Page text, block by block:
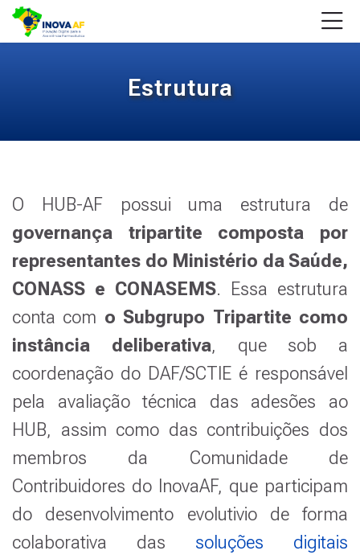
Skip to navigation
Skip to login form
Ir para o conteúdo principal
Skip to accessibility options
Skip to footer
Skip accessibility options
Última atualização: segunda-feira, 12 jan. 2026, 18:07
Estrutura
O HUB-AF possui uma estrutura de
governança tripartite composta por
representantes do Ministério da Saúde,
CONASS e CONASEMS. Essa estrutura
conta com o Subgrupo Tripartite como
instância deliberativa, que sob a
coordenação do DAF/SCTIE é responsável
pela avaliação técnica das adesões ao
HUB, assim como das contribuições dos
membros da Comunidade de
Contribuidores do InovaAF, que participam
do desenvolvimento evolutivio de forma
colaborativa das soluções digitais